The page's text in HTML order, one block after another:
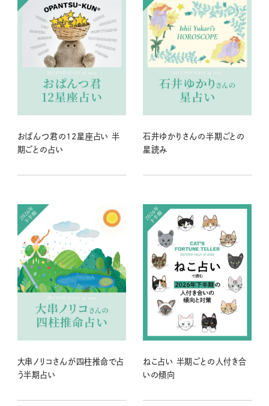
おぱんつ君の12星座占い 半
期ごとの占い
石井ゆかりさんの半期ごとの
星読み
大串ノリコさんが四柱推命で占
う半期占い
ねこ占い 半期ごとの人付き合
いの傾向